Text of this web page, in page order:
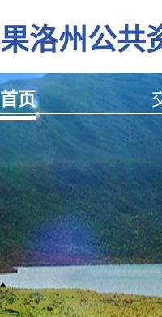
果洛州公共
首页